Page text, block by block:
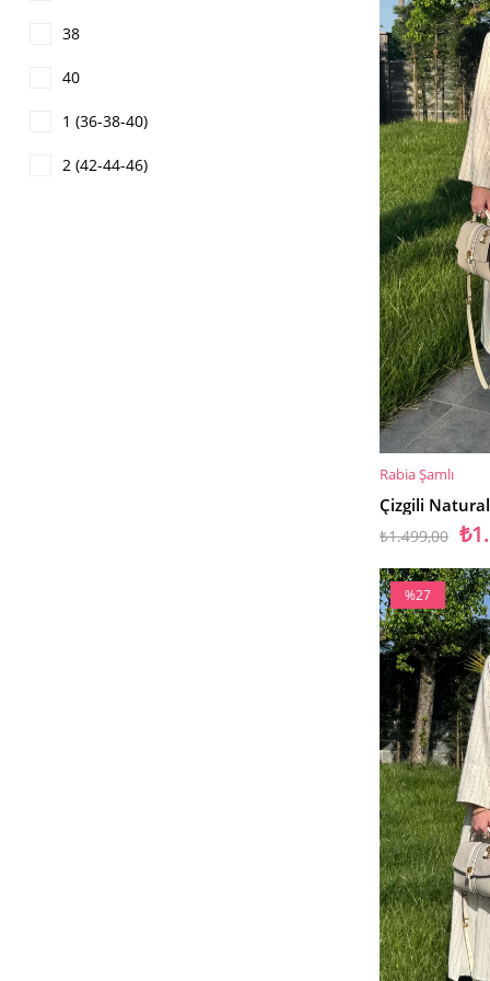
38
40
1 (36-38-40)
2 (42-44-46)
SEPETE EKLE
%27İndirim
Rabia Şamlı
Çizgili
₺1.499,00
%27
İndirim
%27İndirim